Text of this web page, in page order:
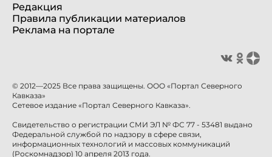
Редакция
Правила публикации материалов
Реклама на портале
© 2012—2025 Все права защищены. ООО «Портал Северного
Кавказа»
Сетевое издание «Портал Северного Кавказа».
Свидетельство о регистрации СМИ ЭЛ № ФС 77 - 53481 выдано
Федеральной службой по надзору в сфере связи,
информационных технологий и массовых коммуникаций
(Роскомнадзор) 10 апреля 2013 года.